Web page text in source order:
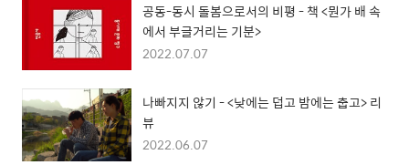
공동-동시 돌봄으로서의 비평 - 책 <뭔가 배 속
에서 부글거리는 기분>
2022.07.07
나빠지지 않기 - <낮에는 덥고 밤에는 춥고> 리
뷰
2022.06.07